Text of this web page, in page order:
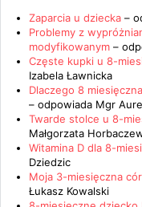
Zaparcia u dziecka –
Problemy z
modyfikowanym –
Częste kupki u 8-
Izabela Ławnicka
Dlaczego 8
– odpowiada Mgr
Twarde stolce u 8-
Małgorzata
Witamina D dla 8-
Dziedzic
Moja 3-miesięczna
Łukasz Kowalski